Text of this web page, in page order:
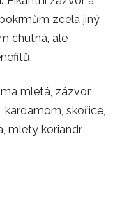
zcela jiný
chutná, ale
mletá, zázvor
skořice,
mletý koriandr,